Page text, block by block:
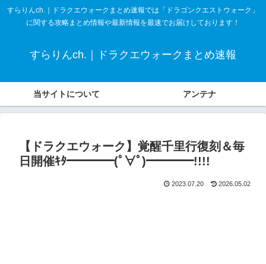
すらりんch.｜ドラクエウォークまとめ速報では「ドラゴンクエストウォーク」
に関する攻略まとめ情報や最新情報を最速でお届けしております！
すらりんch.｜ドラクエウォークまとめ速報
当サイトについて アンテナ
【ドラクエウォーク】覚醒千里行復刻＆毎
日開催ｷﾀ━━━━(ﾟ∀ﾟ)━━━━!!!!
2023.07.20 2026.05.02